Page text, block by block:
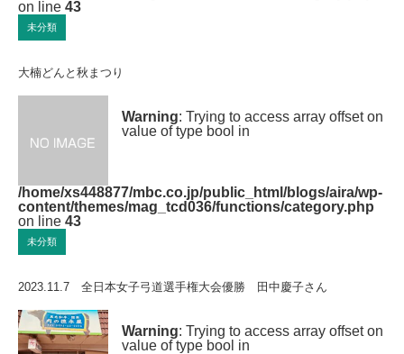
on line 43
未分類
大楠どんと秋まつり
Warning: Trying to access array offset on
value of type bool in
/home/xs448877/mbc.co.jp/public_html/blogs/aira/wp-
content/themes/mag_tcd036/functions/category.php
on line 43
未分類
2023.11.7 全日本女子弓道選手権大会優勝 田中慶子さん
Warning: Trying to access array offset on
value of type bool in